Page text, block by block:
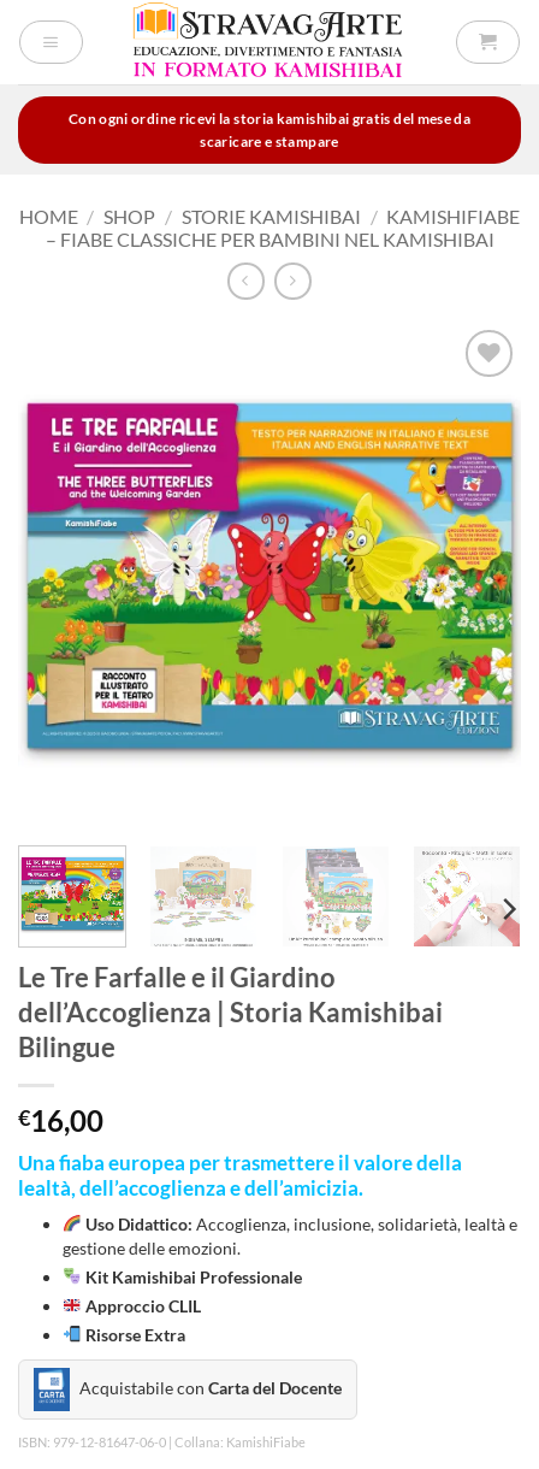
Con ogni ordine ricevi la storia kamishibai gratis del mese da
scaricare e stampare
HOME / SHOP / STORIE KAMISHIBAI / KAMISHIFIABE
– FIABE CLASSICHE PER BAMBINI NEL KAMISHIBAI
Aggiungi
alla lista
dei
desideri
Le Tre Farfalle e il Giardino
dell’Accoglienza | Storia Kamishibai
Bilingue
€16,00
Una fiaba europea per trasmettere il valore della
lealtà, dell’accoglienza e dell’amicizia.
Uso Didattico: Accoglienza, inclusione, solidarietà, lealtà e
gestione delle emozioni.
Kit Kamishibai Professionale
Approccio CLIL
Risorse Extra
Acquistabile con Carta del Docente
ISBN: 979-12-81647-06-0 | Collana: KamishiFiabe